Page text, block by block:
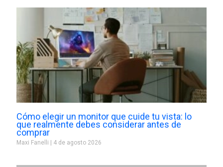
Cómo elegir un monitor que cuide tu vista: lo
que realmente debes considerar antes de
comprar
Maxi Fanelli 4 de agosto 2026